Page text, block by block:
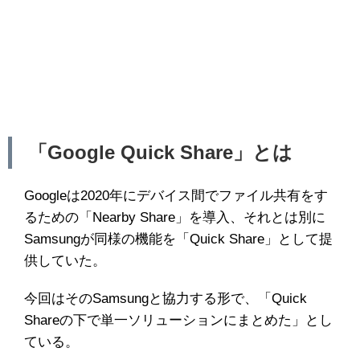
「Google Quick Share」とは
Googleは2020年にデバイス間でファイル共有をす
るための「Nearby Share」を導入、それとは別に
Samsungが同様の機能を「Quick Share」として提
供していた。
今回はそのSamsungと協力する形で、「Quick
Shareの下で単一ソリューションにまとめた」とし
ている。